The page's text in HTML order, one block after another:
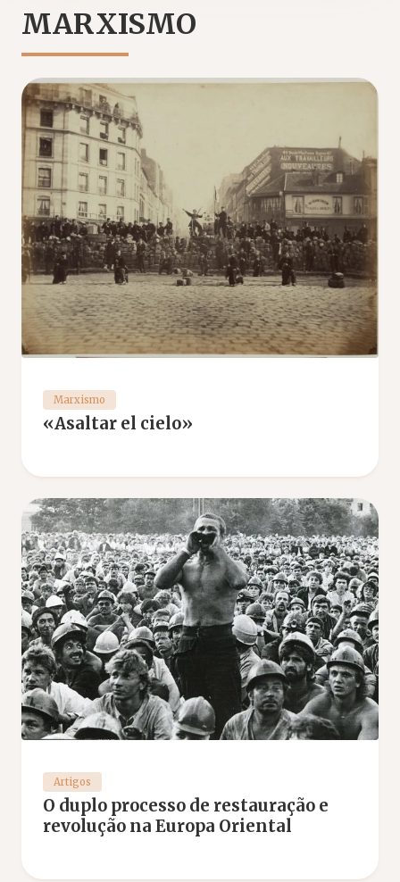
MARXISMO
Marxismo
«Asaltar el cielo»
Artigos
O duplo processo de restauração e
revolução na Europa Oriental